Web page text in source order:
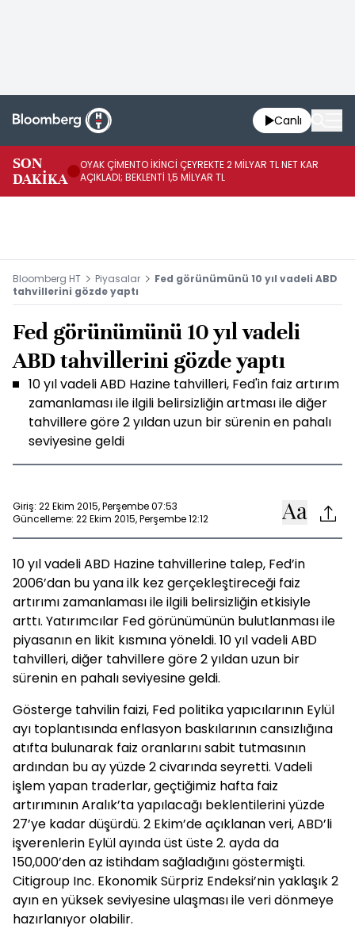
Canlı
SON
DAKİKA
OYAK ÇİMENTO İKİNCİ ÇEYREKTE 2 MİLYAR TL NET KAR
AÇIKLADI; BEKLENTİ 1,5 MİLYAR TL
Bloomberg HT Piyasalar
Fed görünümünü 10 yıl vadeli ABD
tahvillerini gözde yaptı
Fed görünümünü 10 yıl vadeli
ABD tahvillerini gözde yaptı
10 yıl vadeli ABD Hazine tahvilleri, Fed'in faiz artırım
zamanlaması ile ilgili belirsizliğin artması ile diğer
tahvillere göre 2 yıldan uzun bir sürenin en pahalı
seviyesine geldi
Giriş: 22 Ekim 2015, Perşembe 07:53
Güncelleme: 22 Ekim 2015, Perşembe 12:12
10 yıl vadeli ABD Hazine tahvillerine talep, Fed’in
2006’dan bu yana ilk kez gerçekleştireceği faiz
artırımı zamanlaması ile ilgili belirsizliğin etkisiyle
arttı. Yatırımcılar Fed görünümünün bulutlanması ile
piyasanın en likit kısmına yöneldi. 10 yıl vadeli ABD
tahvilleri, diğer tahvillere göre 2 yıldan uzun bir
sürenin en pahalı seviyesine geldi.
Gösterge tahvilin faizi, Fed politika yapıcılarının Eylül
ayı toplantısında enflasyon baskılarının cansızlığına
atıfta bulunarak faiz oranlarını sabit tutmasının
ardından bu ay yüzde 2 civarında seyretti. Vadeli
işlem yapan traderlar, geçtiğimiz hafta faiz
artırımının Aralık’ta yapılacağı beklentilerini yüzde
27’ye kadar düşürdü. 2 Ekim’de açıklanan veri, ABD’li
işverenlerin Eylül ayında üst üste 2. ayda da
150,000’den az istihdam sağladığını göstermişti.
Citigroup Inc. Ekonomik Sürpriz Endeksi’nin yaklaşık 2
ayın en yüksek seviyesine ulaşması ile veri dönmeye
hazırlanıyor olabilir.